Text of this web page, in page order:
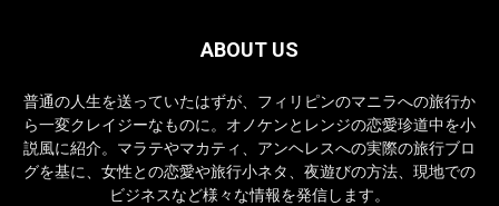
ABOUT US
普通の人生を送っていたはずが、フィリピンのマニラへの旅行か
ら一変クレイジーなものに。オノケンとレンジの恋愛珍道中を小
説風に紹介。マラテやマカティ、アンヘレスへの実際の旅行ブロ
グを基に、女性との恋愛や旅行小ネタ、夜遊びの方法、現地での
ビジネスなど様々な情報を発信します。